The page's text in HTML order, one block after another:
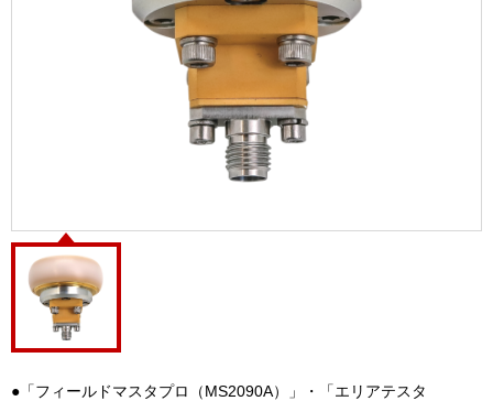
●「フィールドマスタプロ（MS2090A）」・「エリアテスタ